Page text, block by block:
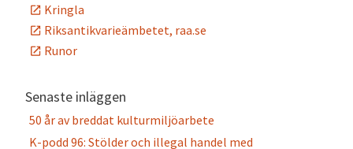
Kringla
Riksantikvarieämbetet, raa.se
Runor
Senaste inläggen
50 år av breddat kulturmiljöarbete
K-podd 96: Stölder och illegal handel med